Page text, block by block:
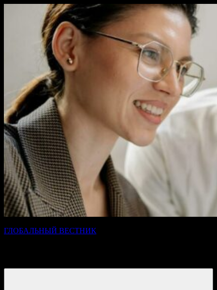
содержимому
ГЛОБАЛЬНЫЙ ВЕСТНИК